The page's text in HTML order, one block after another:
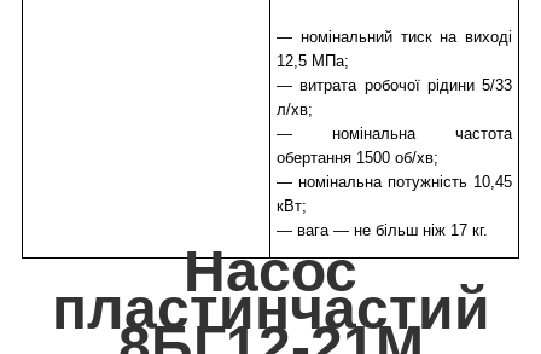
— номінальний тиск на виході
12,5 МПа;
— витрата робочої рідини 5/33
л/хв;
— номінальна частота
обертання 1500 об/хв;
— номінальна потужність 10,45
кВт;
— вага — не більш ніж 17 кг.
Насос
пластинчастий